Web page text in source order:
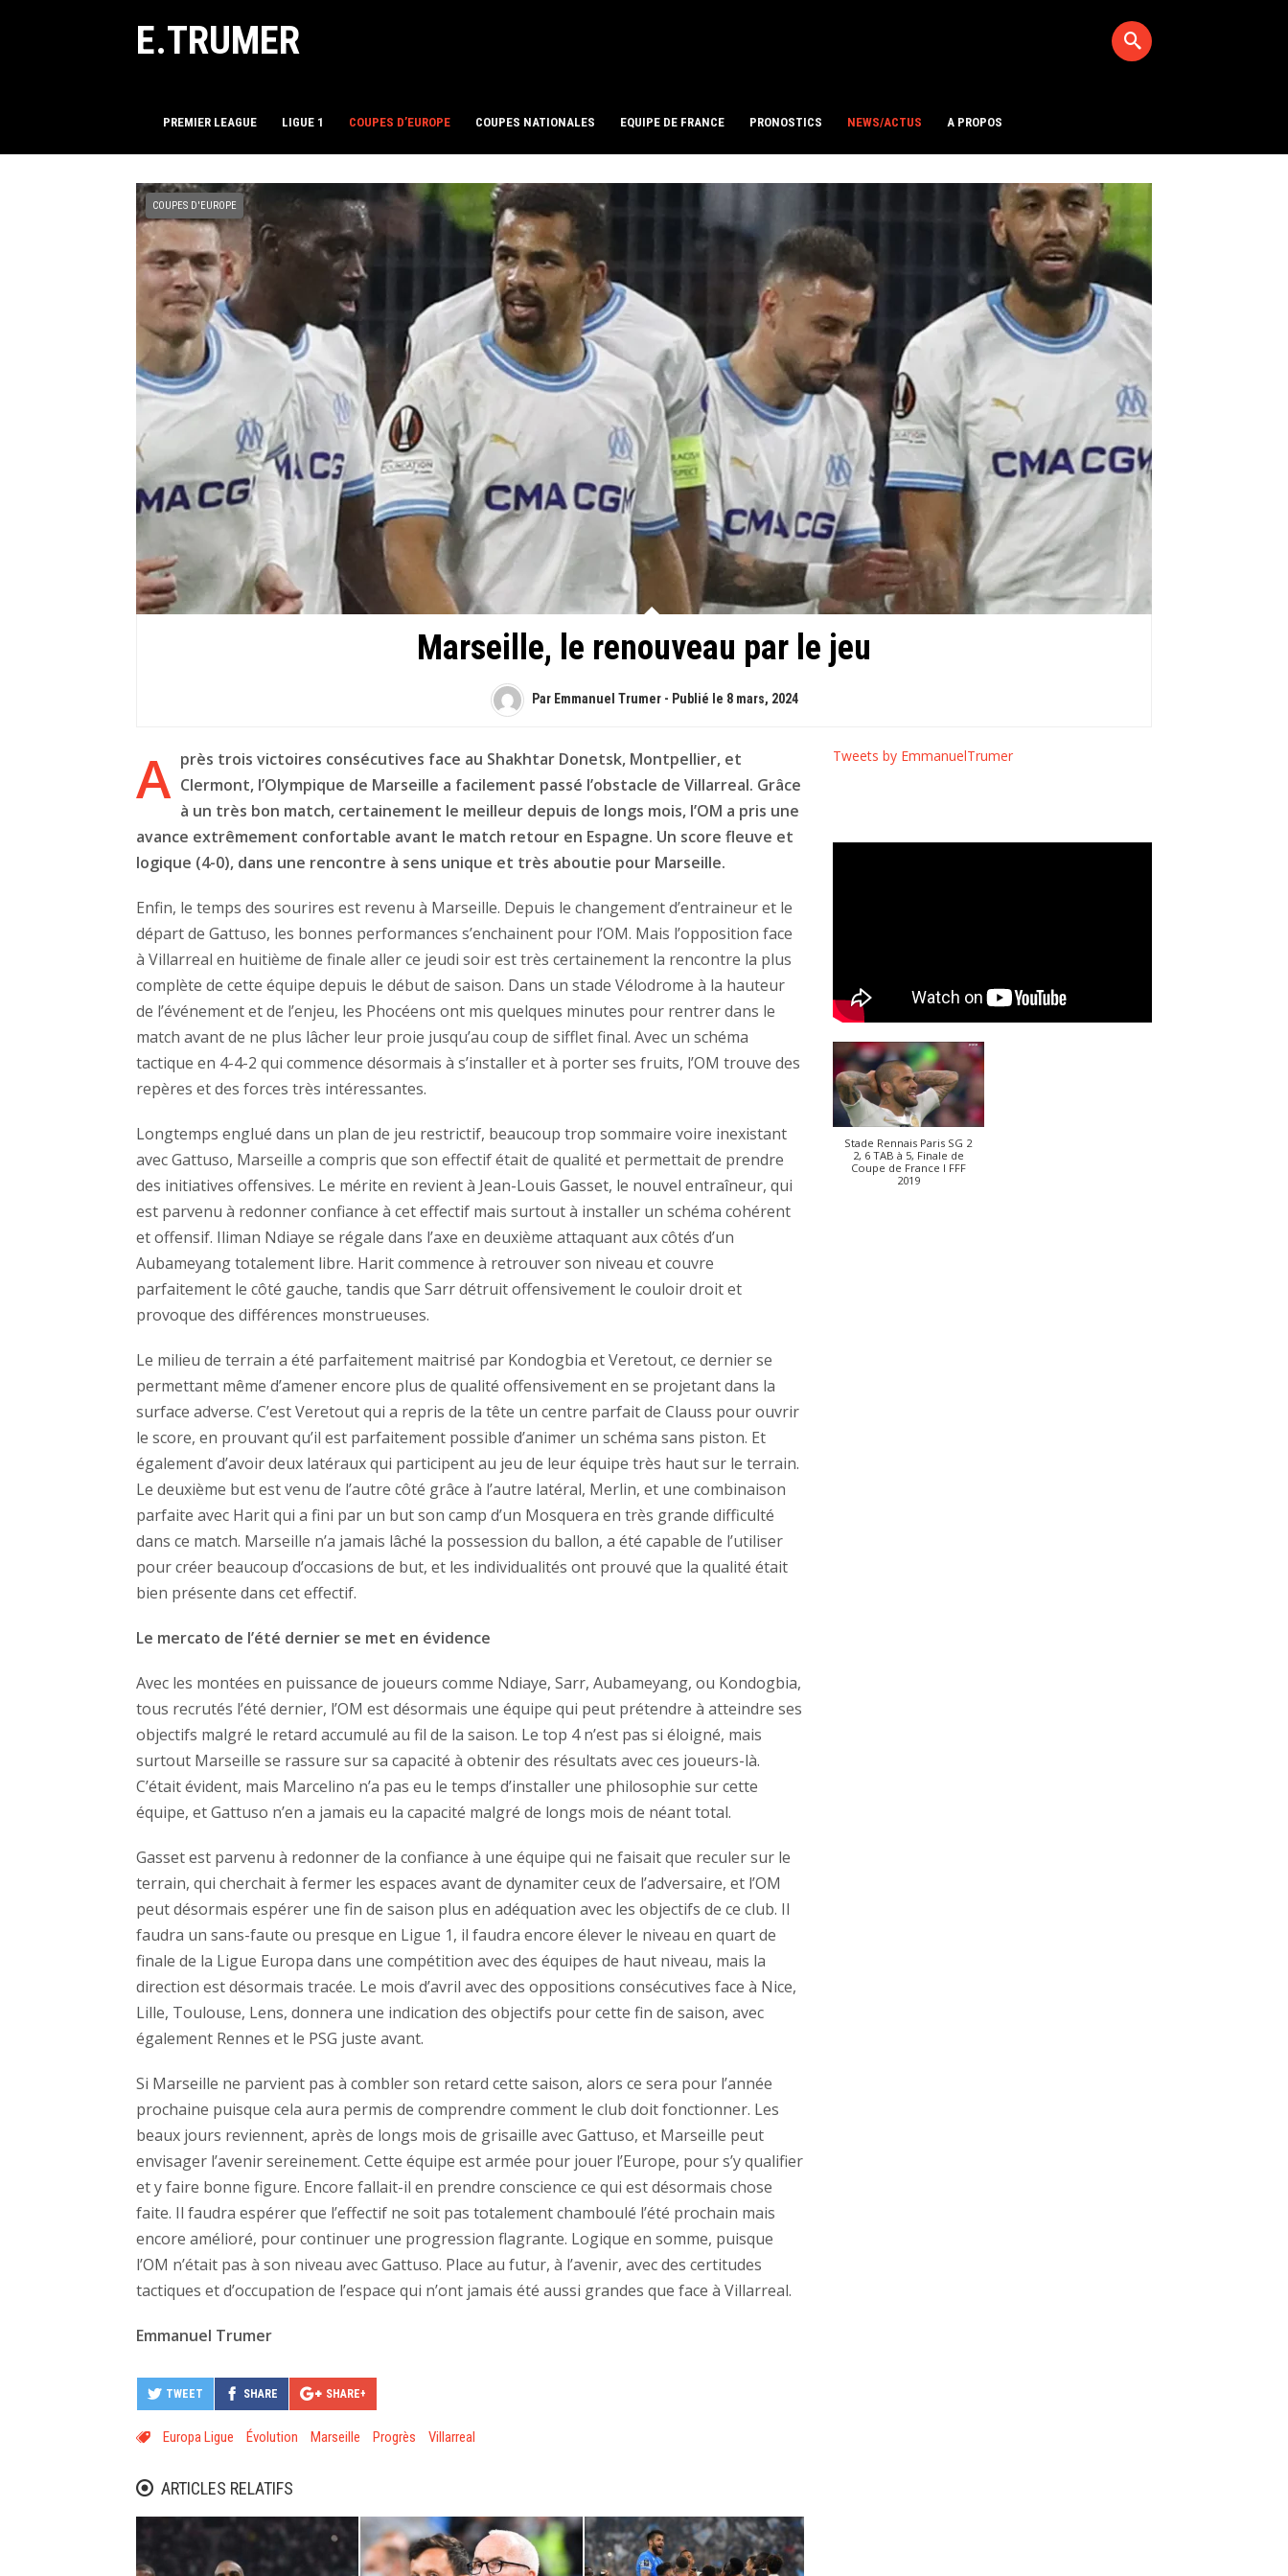
E.TRUMER
PREMIER LEAGUE LIGUE 1 COUPES D’EUROPE COUPES NATIONALES EQUIPE DE FRANCE PRONOSTICS NEWS/ACTUS A PROPOS
COUPES D'EUROPE
Marseille, le renouveau par le jeu
Par Emmanuel Trumer - Publié le 8 mars, 2024
A près trois victoires consécutives face au Shakhtar Donetsk, Montpellier, et
Clermont, l’Olympique de Marseille a facilement passé l’obstacle de Villarreal. Grâce
à un très bon match, certainement le meilleur depuis de longs mois, l’OM a pris une
avance extrêmement confortable avant le match retour en Espagne. Un score fleuve et
logique (4-0), dans une rencontre à sens unique et très aboutie pour Marseille.
Enfin, le temps des sourires est revenu à Marseille. Depuis le changement d’entraineur et le
départ de Gattuso, les bonnes performances s’enchainent pour l’OM. Mais l’opposition face
à Villarreal en huitième de finale aller ce jeudi soir est très certainement la rencontre la plus
complète de cette équipe depuis le début de saison. Dans un stade Vélodrome à la hauteur
de l’événement et de l’enjeu, les Phocéens ont mis quelques minutes pour rentrer dans le
match avant de ne plus lâcher leur proie jusqu’au coup de sifflet final. Avec un schéma
tactique en 4-4-2 qui commence désormais à s’installer et à porter ses fruits, l’OM trouve des
repères et des forces très intéressantes.
Longtemps englué dans un plan de jeu restrictif, beaucoup trop sommaire voire inexistant
avec Gattuso, Marseille a compris que son effectif était de qualité et permettait de prendre
des initiatives offensives. Le mérite en revient à Jean-Louis Gasset, le nouvel entraîneur, qui
est parvenu à redonner confiance à cet effectif mais surtout à installer un schéma cohérent
et offensif. Iliman Ndiaye se régale dans l’axe en deuxième attaquant aux côtés d’un
Aubameyang totalement libre. Harit commence à retrouver son niveau et couvre
parfaitement le côté gauche, tandis que Sarr détruit offensivement le couloir droit et
provoque des différences monstrueuses.
Le milieu de terrain a été parfaitement maitrisé par Kondogbia et Veretout, ce dernier se
permettant même d’amener encore plus de qualité offensivement en se projetant dans la
surface adverse. C’est Veretout qui a repris de la tête un centre parfait de Clauss pour ouvrir
le score, en prouvant qu’il est parfaitement possible d’animer un schéma sans piston. Et
également d’avoir deux latéraux qui participent au jeu de leur équipe très haut sur le terrain.
Le deuxième but est venu de l’autre côté grâce à l’autre latéral, Merlin, et une combinaison
parfaite avec Harit qui a fini par un but son camp d’un Mosquera en très grande difficulté
dans ce match. Marseille n’a jamais lâché la possession du ballon, a été capable de l’utiliser
pour créer beaucoup d’occasions de but, et les individualités ont prouvé que la qualité était
bien présente dans cet effectif.
Le mercato de l’été dernier se met en évidence
Avec les montées en puissance de joueurs comme Ndiaye, Sarr, Aubameyang, ou Kondogbia,
tous recrutés l’été dernier, l’OM est désormais une équipe qui peut prétendre à atteindre ses
objectifs malgré le retard accumulé au fil de la saison. Le top 4 n’est pas si éloigné, mais
surtout Marseille se rassure sur sa capacité à obtenir des résultats avec ces joueurs-là.
C’était évident, mais Marcelino n’a pas eu le temps d’installer une philosophie sur cette
équipe, et Gattuso n’en a jamais eu la capacité malgré de longs mois de néant total.
Gasset est parvenu à redonner de la confiance à une équipe qui ne faisait que reculer sur le
terrain, qui cherchait à fermer les espaces avant de dynamiter ceux de l’adversaire, et l’OM
peut désormais espérer une fin de saison plus en adéquation avec les objectifs de ce club. Il
faudra un sans-faute ou presque en Ligue 1, il faudra encore élever le niveau en quart de
finale de la Ligue Europa dans une compétition avec des équipes de haut niveau, mais la
direction est désormais tracée. Le mois d’avril avec des oppositions consécutives face à Nice,
Lille, Toulouse, Lens, donnera une indication des objectifs pour cette fin de saison, avec
également Rennes et le PSG juste avant.
Si Marseille ne parvient pas à combler son retard cette saison, alors ce sera pour l’année
prochaine puisque cela aura permis de comprendre comment le club doit fonctionner. Les
beaux jours reviennent, après de longs mois de grisaille avec Gattuso, et Marseille peut
envisager l’avenir sereinement. Cette équipe est armée pour jouer l’Europe, pour s’y qualifier
et y faire bonne figure. Encore fallait-il en prendre conscience ce qui est désormais chose
faite. Il faudra espérer que l’effectif ne soit pas totalement chamboulé l’été prochain mais
encore amélioré, pour continuer une progression flagrante. Logique en somme, puisque
l’OM n’était pas à son niveau avec Gattuso. Place au futur, à l’avenir, avec des certitudes
tactiques et d’occupation de l’espace qui n’ont jamais été aussi grandes que face à Villarreal.
Emmanuel Trumer
TWEET SHARE SHARE+
Europa Ligue Évolution Marseille Progrès Villarreal
ARTICLES RELATIFS
Tweets by EmmanuelTrumer
Stade Rennais Paris SG 2
2, 6 TAB à 5, Finale de
Coupe de France I FFF
2019